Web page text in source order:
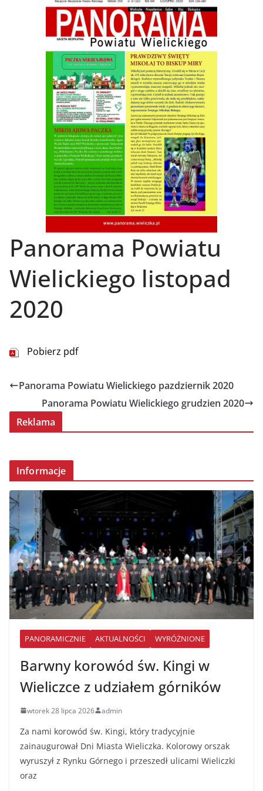
Panorama Powiatu
Wielickiego listopad
2020
Pobierz pdf
Panorama Powiatu Wielickiego pazdziernik 2020
Panorama Powiatu Wielickiego grudzien 2020
Reklama
Informacje
PANORAMICZNIE AKTUALNOŚCI WYRÓŻNIONE
Barwny korowód św. Kingi w
Wieliczce z udziałem górników
wtorek 28 lipca 2026 admin
Za nami korowód św. Kingi, który tradycyjnie
zainaugurował Dni Miasta Wieliczka. Kolorowy orszak
wyruszył z Rynku Górnego i przeszedł ulicami Wieliczki
oraz